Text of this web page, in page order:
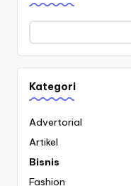
Kategori
Advertorial
Artikel
Bisnis
Fashion